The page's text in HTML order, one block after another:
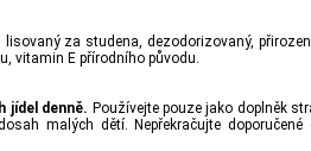
za studena, dezodorizovaný,
vitamin E přírodního původu.
jídel denně. Používejte pouze jako doplněk
malých dětí. Nepřekračujte